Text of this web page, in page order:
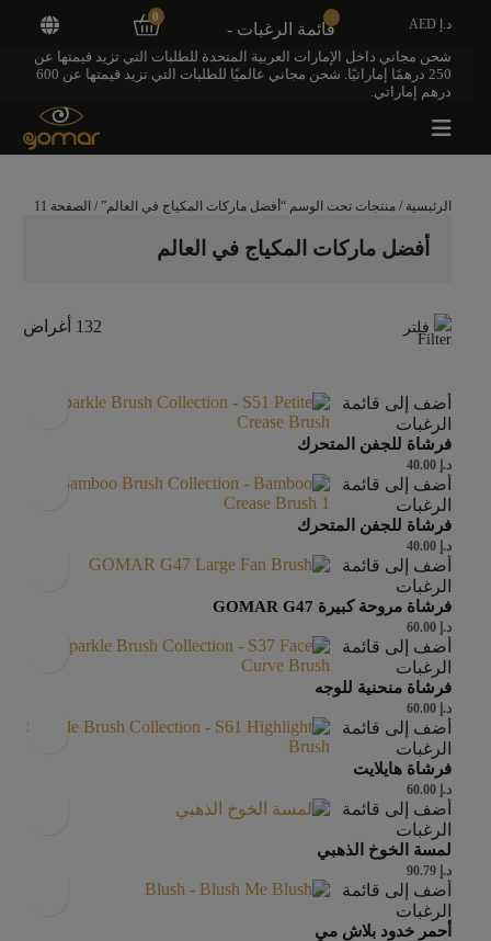
شحن مجاني داخل الإمارات العربية المتحدة للطلبات التي تزيد قيمتها عن
250 درهمًا إماراتيًا. شحن مجاني عالميًا للطلبات التي تزيد قيمتها عن 600
درهم إماراتي.
الرئيسية / منتجات تحت الوسم “أفضل ماركات المكياج في العالم”/ الصفحة 11
أفضل ماركات المكياج في العالم
فلتر 132 أغراض
أضف إلى قائمة
الرغبات
فرشاة للجفن المتحرك
د.إ
أضف إلى قائمة
الرغبات
فرشاة للجفن المتحرك
د.إ
أضف إلى قائمة
الرغبات
فرشاة مروحة كبيرة GOMAR G47
د.إ
أضف إلى قائمة
الرغبات
فرشاة منحنية للوجه
د.إ
أضف إلى قائمة
الرغبات
فرشاة هايلايت
د.إ
أضف إلى قائمة
الرغبات
لمسة الخوخ الذهبي
د.إ
أضف إلى قائمة
الرغبات
أحمر خدود بلاش مي
د.إ AED قائمة الرغبات -
0